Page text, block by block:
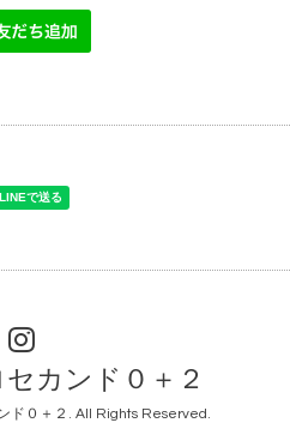
カンド０＋２
ド０＋２ . All Rights Reserved.